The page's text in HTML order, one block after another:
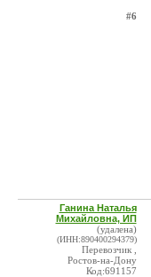
#6
Ганина Наталья
Михайловна, ИП
(удалена)
(ИНН:890400294379)
Перевозчик ,
Ростов-на-Дону
Код:691157